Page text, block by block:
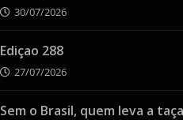
30/07/2026
Ediçao 288
27/07/2026
Sem o Brasil, quem leva a